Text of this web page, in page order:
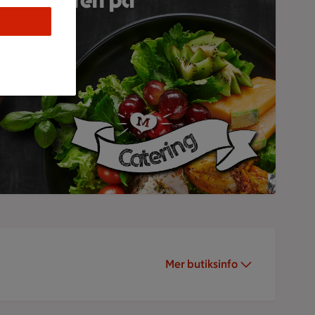
Mer butiksinfo
Erikslust